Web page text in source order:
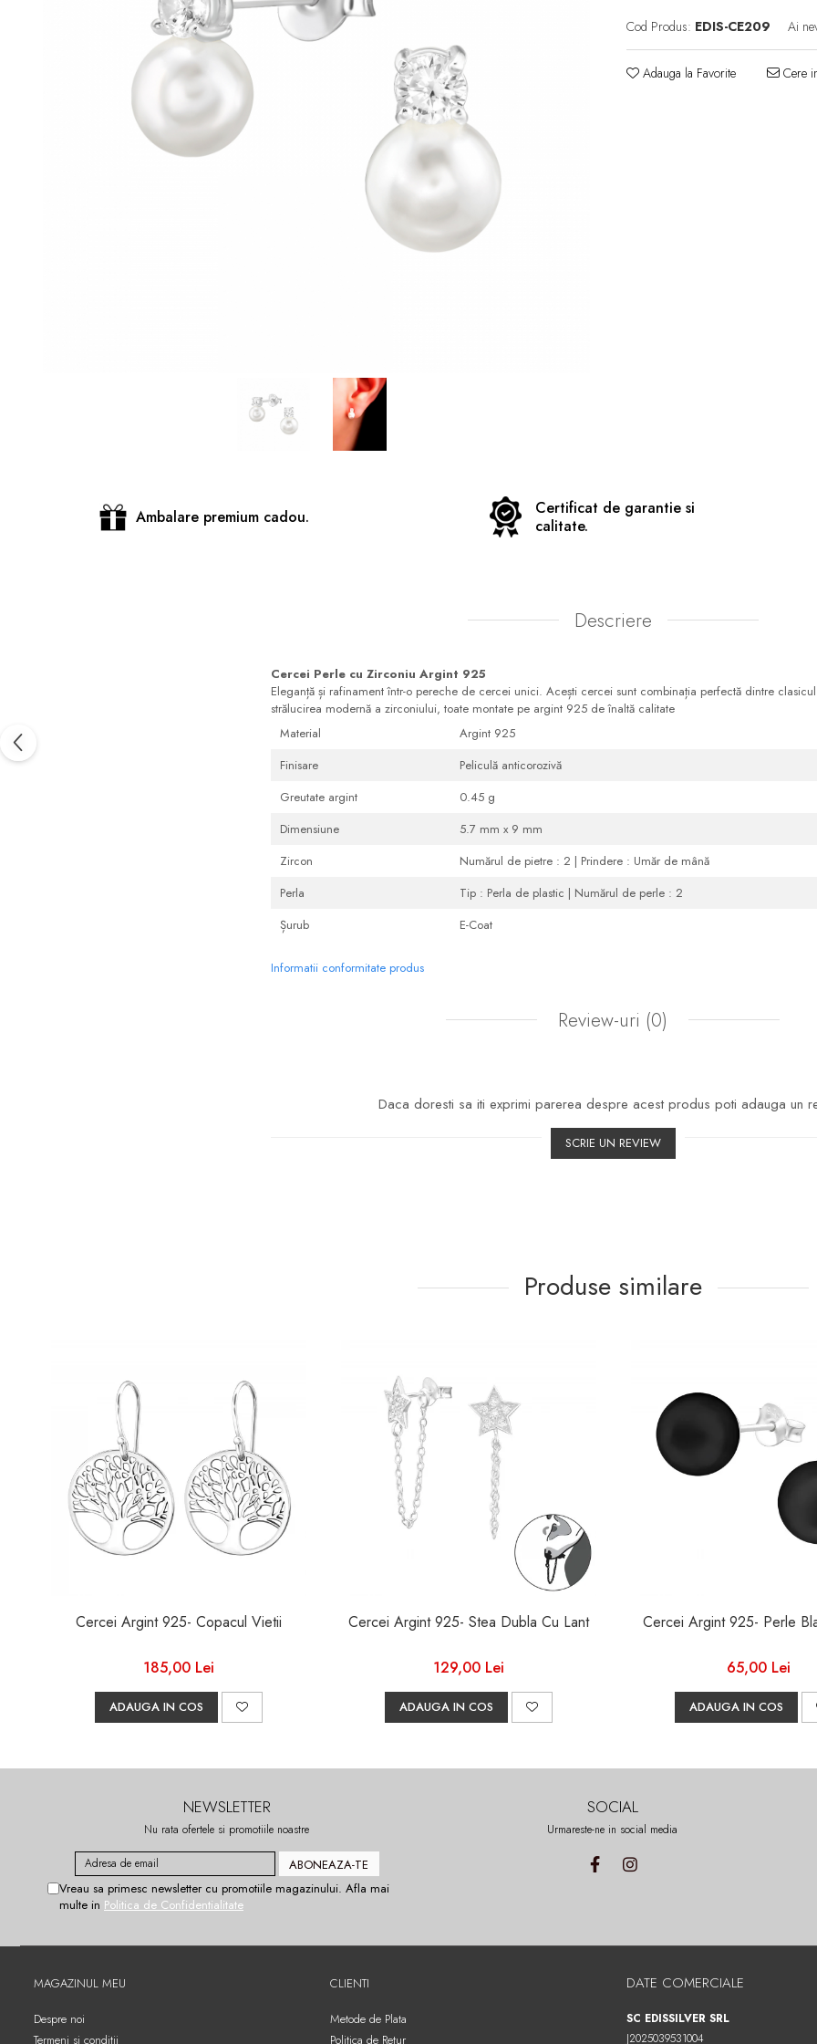
Cod Produs: EDIS-CE209 Ai
Adauga la Favorite Cere
Ambalare premium cadou.
Certificat de garantie si
calitate.
Descriere
Cercei Perle cu Zirconiu Argint 925
Eleganță și rafinament într-o pereche de cercei unici. Acești cercei sunt combinația perfectă dintre
strălucirea modernă a zirconiului, toate montate pe argint 925 de înaltă calitate
Material
Argint 925
Finisare
Peliculă anticorozivă
Greutate argint
0.45 g
Dimensiune
5.7 mm x 9 mm
Zircon
Numărul de pietre : 2 | Prindere : Umăr de mână
Perla
Tip : Perla de plastic | Numărul de perle : 2
Șurub
E-Coat
Informatii conformitate produs
Review-uri (0)
Daca doresti sa iti exprimi parerea despre acest produs poti adauga un
SCRIE UN REVIEW
Produse similare
Cercei Argint 925- Copacul Vietii
185,00 Lei
ADAUGA IN COS
Cercei Argint 925- Stea Dubla Cu Lant
129,00 Lei
ADAUGA IN COS
65,00 Lei
ADAUGA IN COS
NEWSLETTER
Nu rata ofertele si promotiile noastre
Vreau sa primesc newsletter cu promotiile magazinului. Afla mai
multe in Politica de Confidentialitate
SOCIAL
Urmareste-ne in social media
MAGAZINUL MEU
Despre noi
Termeni si conditii
CLIENTI
Metode de Plata
Politica de Retur
DATE COMERCIALE
SC EDISSILVER SRL
J2025039531004